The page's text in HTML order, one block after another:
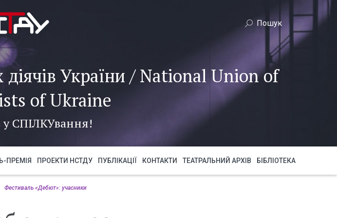
діячів України / National Union of
of Ukraine
уСПІЛКУвання!
ПРЕМІЯ ПРОЕКТИ НСТДУ ПУБЛІКАЦІЇ КОНТАКТИ ТЕАТРАЛЬНИЙ АРХІВ БІБЛІОТЕКА
Фестиваль «Дебют»: учасники